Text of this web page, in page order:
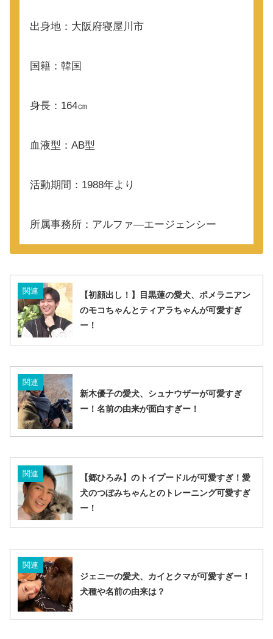
出身地：大阪府寝屋川市
国籍：韓国
身長：164㎝
血液型：AB型
活動期間：1988年より
所属事務所：アルファ―エージェンシー
関連
【初顔出し！】目黒蓮の愛犬、ポメラニアン
のモコちゃんとティアラちゃんが可愛すぎ
ー！
関連
新木優子の愛犬、シュナウザーが可愛すぎ
ー！名前の由来が面白すぎー！
関連
【郷ひろみ】のトイプードルが可愛すぎ！愛
犬のつぼみちゃんとのトレーニング可愛すぎ
ー！
関連
ジェニーの愛犬、カイとクマが可愛すぎー！
犬種や名前の由来は？